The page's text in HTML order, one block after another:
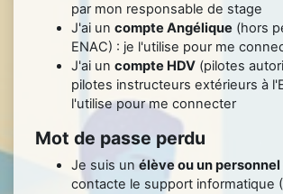
par mon responsable de stage
J'ai un compte Angélique (hors
ENAC) : je l'utilise pour me
J'ai un compte HDV (pilotes
pilotes instructeurs extérieurs à
l'utilise pour me connecter
Mot de passe perdu
Je suis un élève ou un personnel
contacte le support informatique